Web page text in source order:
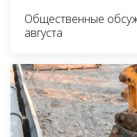
Общественные
августа